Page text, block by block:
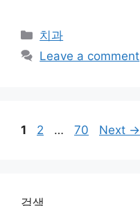
Categories
치과
Leave a comment
Page
1 Page
2 … Page
70 Next →
검색